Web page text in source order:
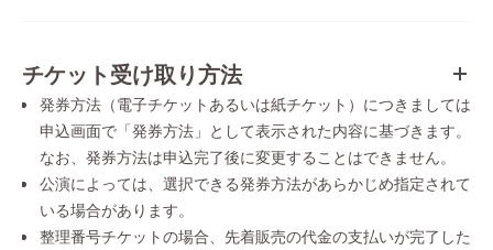
チケット受け取り方法
発券方法（電子チケットあるいは紙チケット）につきましては
申込画面で「発券方法」として表示された内容に基づきます。
なお、発券方法は申込完了後に変更することはできません。
公演によっては、選択できる発券方法があらかじめ指定されて
いる場合があります。
整理番号チケットの場合、先着販売の代金の支払いが完了した